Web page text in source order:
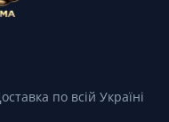
по всій Україні